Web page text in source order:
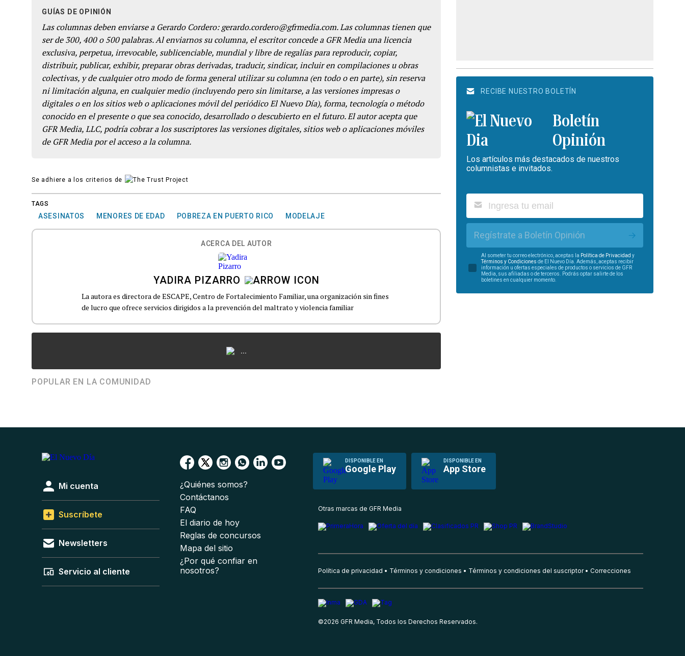
GUÍAS DE OPINIÓN
Las columnas deben enviarse a Gerardo Cordero: gerardo.cordero@gfrmedia.com. Las columnas tienen que
ser de 300, 400 o 500 palabras. Al enviarnos su columna, el escritor concede a GFR Media una licencia
exclusiva, perpetua, irrevocable, sublicenciable, mundial y libre de regalías para reproducir, copiar,
distribuir, publicar, exhibir, preparar obras derivadas, traducir, sindicar, incluir en compilaciones u obras
colectivas, y de cualquier otro modo de forma general utilizar su columna (en todo o en parte), sin reserva
ni limitación alguna, en cualquier medio (incluyendo pero sin limitarse, a las versiones impresas o
digitales o en los sitios web o aplicaciones móvil del periódico El Nuevo Día), forma, tecnología o método
conocido en el presente o que sea conocido, desarrollado o descubierto en el futuro. El autor acepta que
GFR Media, LLC, podría cobrar a los suscriptores las versiones digitales, sitios web o aplicaciones móviles
de GFR Media por el acceso a la columna.
Se adhiere a los criterios de
TAGS
ASESINATOS MENORES DE EDAD POBREZA EN PUERTO RICO MODELAJE
ACERCA DEL AUTOR
YADIRA PIZARRO
La autora es directora de ESCAPE, Centro de Fortalecimiento Familiar, una organización sin fines
de lucro que ofrece servicios dirigidos a la prevención del maltrato y violencia familiar
...
POPULAR EN LA COMUNIDAD
RECIBE NUESTRO BOLETÍN
Boletín
Opinión
Los artículos más destacados de nuestros
columnistas e invitados.
Regístrate a Boletín Opinión
Al someter tu correo electrónico, aceptas la Política de Privacidad y
Términos y Condiciones de El Nuevo Día. Además, aceptas recibir
información u ofertas especiales de productos o servicios de GFR
Media, sus afiliadas o de terceros. Podrás optar salirte de los
boletines en cualquier momento.
DISPONIBLE EN
Google Play
DISPONIBLE EN
App Store
Mi cuenta
Suscríbete
Newsletters
Servicio al cliente
¿Quiénes somos?
Contáctanos
FAQ
El diario de hoy
Reglas de concursos
Mapa del sitio
¿Por qué confiar en
nosotros?
Otras marcas de GFR Media
Política de privacidad Términos y condiciones Términos y condiciones del suscriptor Correcciones
©2026 GFR Media, Todos los Derechos Reservados.